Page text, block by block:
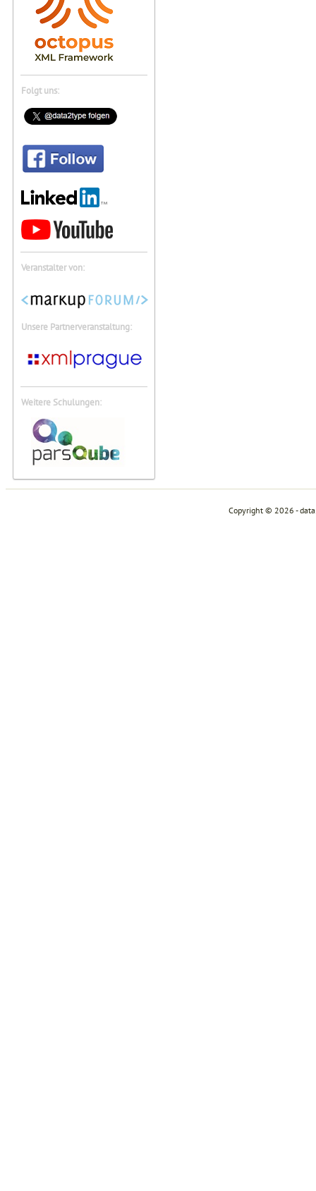
Folgt uns:
Veranstalter von:
Unsere Partnerveranstaltung:
Weitere Schulungen:
Copyright © 2026 -